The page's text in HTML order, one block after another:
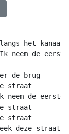
het kanaal
neem de
de brug
straat
neem de
straat
straat
deze straat